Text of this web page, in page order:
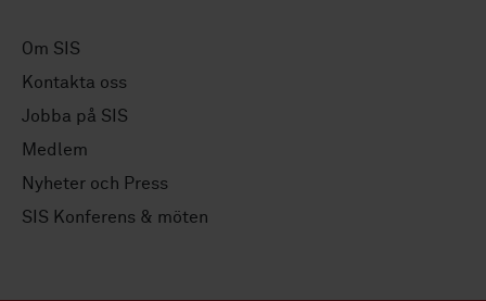
Om SIS
Kontakta oss
Jobba på SIS
Medlem
Nyheter och Press
SIS Konferens & möten